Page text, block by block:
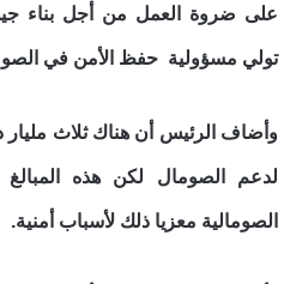
على ضروة العمل من أجل بناء
تولي مسؤولية حفظ الأمن في
وأضاف الرئيس أن هناك ثلاث مليار
لدعم الصومال لكن هذه
الصومالية معزيا ذلك لأسباب أمنية.